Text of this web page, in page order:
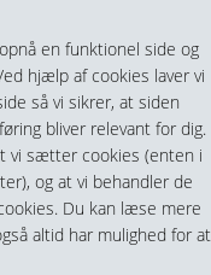
en funktionel side og
hjælp af cookies laver vi
så vi sikrer, at siden
bliver relevant for dig.
vi sætter cookies (enten i
og at vi behandler de
Du kan læse mere
altid har mulighed for at
0 vare(r) i kurven
0,00 DKK